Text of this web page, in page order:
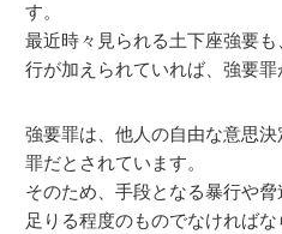
す。
最近時々見られる土下座強要
行が加えられていれば、強要罪
強要罪は、他人の自由な意思
罪だとされています。
そのため、手段となる暴行や
足りる程度のものでなければな